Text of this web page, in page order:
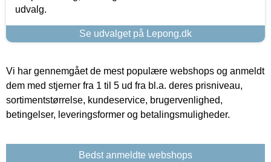
udvalg.
Se udvalget på Lepong.dk
Vi har gennemgået de mest populære webshops og anmeldt
dem med stjerner fra 1 til 5 ud fra bl.a. deres prisniveau,
sortimentstørrelse, kundeservice, brugervenlighed,
betingelser, leveringsformer og betalingsmuligheder.
Bedst anmeldte webshops